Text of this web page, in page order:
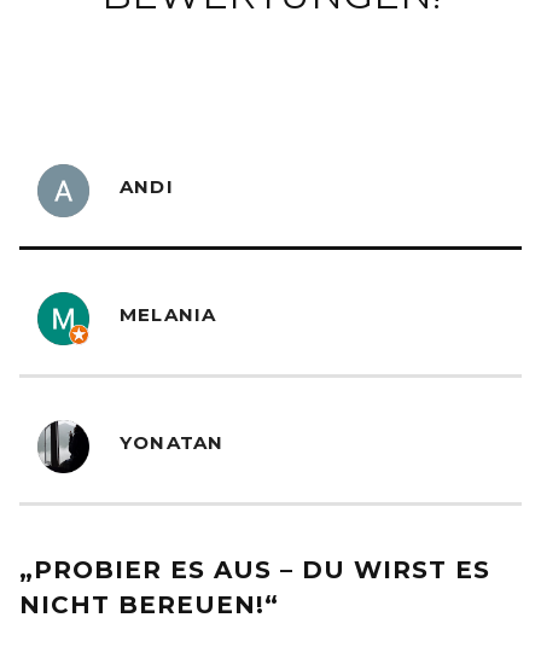
„PROBIER ES AUS – DU WIRST ES
NICHT BEREUEN!“
ANDI
MELANIA
YONATAN